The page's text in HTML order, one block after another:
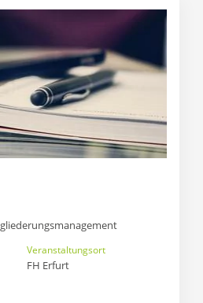
Veranstaltungsort
FH Erfurt